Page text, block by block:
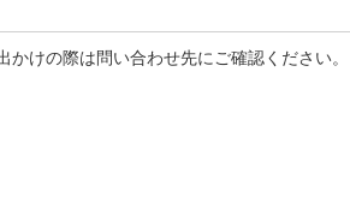
けの際は問い合わせ先にご確認ください。